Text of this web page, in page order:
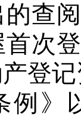
查
次
登
例》